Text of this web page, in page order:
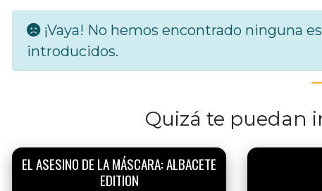
¡Vaya! No hemos encontrado ninguna
introducidos.
Quizá te puedan
EL ASESINO DE LA MÁSCARA: ALBACETE
EDITION